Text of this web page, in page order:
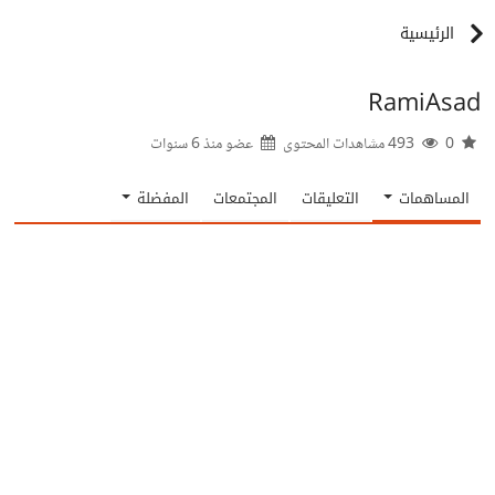
الرئيسية
RamiAsad
عضو منذ6 سنوات
المساهمات التعليقات المجتمعات المفضلة